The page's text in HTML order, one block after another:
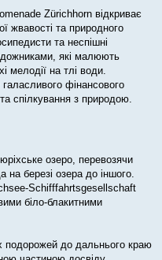
Zürichhorn відкриває
жвавості та природного
та неспішні
які малюють
мелодії на тлі води.
фінансового
спілкування з природою.
озеро, перевозячи
на березі озера до іншого.
Schifffahrtsgesellschaft
біло-блакитними
подорожей до дальнього краю